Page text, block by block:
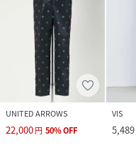
UNITED ARROWS
22,000円 50%OFF
VIS
5,489